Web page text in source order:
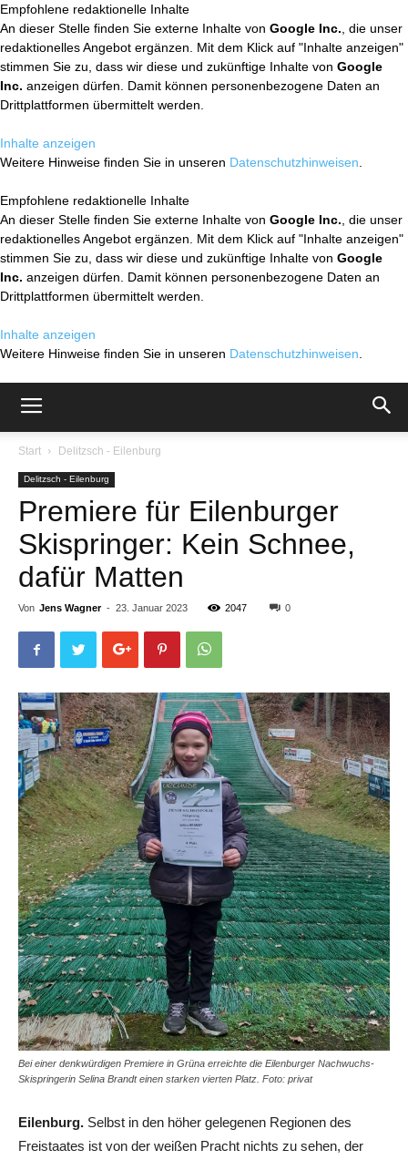
Empfohlene redaktionelle Inhalte
An dieser Stelle finden Sie externe Inhalte von Google Inc. , die unser
redaktionelles Angebot ergänzen. Mit dem Klick auf "Inhalte anzeigen"
stimmen Sie zu, dass wir diese und zukünftige Inhalte von Google
Inc. anzeigen dürfen. Damit können personenbezogene Daten an
Drittplattformen übermittelt werden.
Inhalte anzeigen
Weitere Hinweise finden Sie in unseren Datenschutzhinweisen
Empfohlene redaktionelle Inhalte
An dieser Stelle finden Sie externe Inhalte von Google Inc. , die unser
redaktionelles Angebot ergänzen. Mit dem Klick auf "Inhalte anzeigen"
stimmen Sie zu, dass wir diese und zukünftige Inhalte von Google
Inc. anzeigen dürfen. Damit können personenbezogene Daten an
Drittplattformen übermittelt werden.
Inhalte anzeigen
Weitere Hinweise finden Sie in unseren Datenschutzhinweisen
Start Delitzsch - Eilenburg
Delitzsch - Eilenburg
Premiere für Eilenburger
Skispringer: Kein Schnee,
dafür Matten
Von Jens Wagner - 23. Januar 2023 2047 0
Bei einer denkwürdigen Premiere in Grüna erreichte die Eilenburger Nachwuchs-
Skispringerin Selina Brandt einen starken vierten Platz. Foto: privat
Eilenburg. Selbst in den höher gelegenen Regionen des
Freistaates ist von der weißen Pracht nichts zu sehen, der